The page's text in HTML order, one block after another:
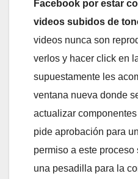
Facebook por estar
videos subidos de
videos nunca son
verlos y hacer click en
supuestamente les
ventana nueva donde
actualizar
pide aprobación para
permiso a este
una pesadilla para la